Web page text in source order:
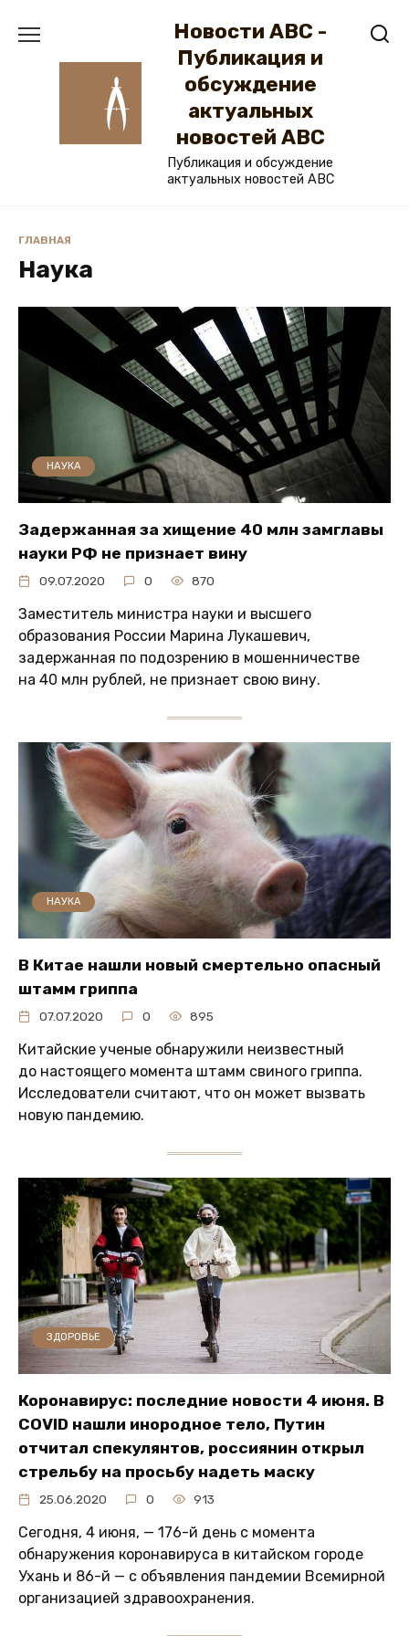
Новости ABC -
Публикация и
обсуждение
актуальных
новостей ABC
Публикация и обсуждение
актуальных новостей ABC
ГЛАВНАЯ
Наука
НАУКА
Задержанная за хищение 40 млн замглавы
науки РФ не признает вину
09.07.2020 0 870
Заместитель министра науки и высшего
образования России Марина Лукашевич,
задержанная по подозрению в мошенничестве
на 40 млн рублей, не признает свою вину.
НАУКА
В Китае нашли новый смертельно опасный
штамм гриппа
07.07.2020 0 895
Китайские ученые обнаружили неизвестный
до настоящего момента штамм свиного гриппа.
Исследователи считают, что он может вызвать
новую пандемию.
ЗДОРОВЬЕ
Коронавирус: последние новости 4 июня. В
COVID нашли инородное тело, Путин
отчитал спекулянтов, россиянин открыл
стрельбу на просьбу надеть маску
25.06.2020 0 913
Сегодня, 4 июня, — 176-й день с момента
обнаружения коронавируса в китайском городе
Ухань и 86-й — с объявления пандемии Всемирной
организацией здравоохранения.